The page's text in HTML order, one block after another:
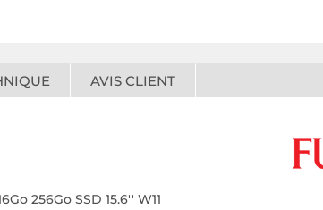
AVIS CLIENT
256Go SSD 15.6'' W11